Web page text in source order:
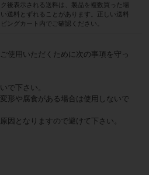
後表示される送料は、製品を複数買った場
送料とずれることがあります。正しい送料
ピングカート内でご確認ください。
用いただくために次の事項を守っ
で下さい。
形や腐食がある場合は使用しないで
因となりますので避けて下さい。